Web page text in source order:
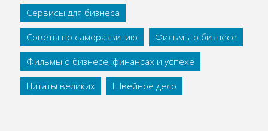
Сервисы для бизнеса
Советы по саморазвитию
Фильмы о бизнесе
Фильмы о бизнесе, финансах и успехе
Цитаты великих
Швейное дело